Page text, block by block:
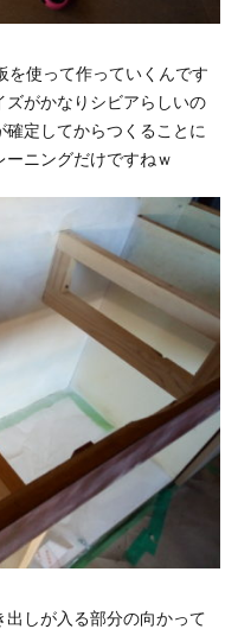
を使って作っていくんです
がかなりシビアらしいの
定してからつくることに
ーニングだけですねｗ
しが入る部分の向かって